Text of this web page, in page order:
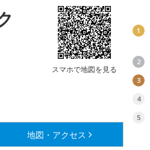
スマホで地図を見る
地図・アクセス
1
2
3
4
5